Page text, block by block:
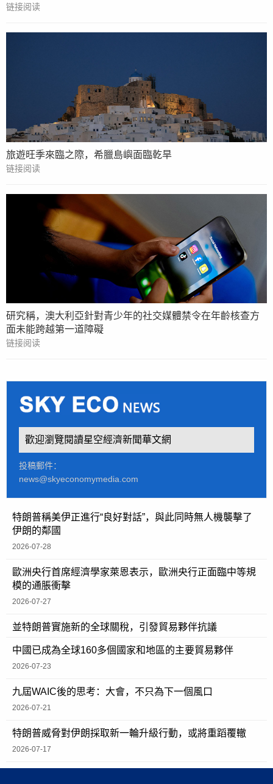
链接阅读
旅遊旺季來臨之際，希臘島嶼面臨乾旱
链接阅读
研究稱，澳大利亞針對青少年的社交媒體禁令在年齡核查方
面未能跨越第一道障礙
链接阅读
歡迎瀏覽閱讀星空經濟新聞華文網
投稿郵件：
news@skyeconomymedia.com
特朗普稱美伊正進行“良好對話”，與此同時無人機襲擊了
伊朗的鄰國
2026-07-28
歐洲央行首席經濟學家萊恩表示，歐洲央行正面臨中等規
模的通脹衝擊
2026-07-27
並特朗普實施新的全球關稅，引發貿易夥伴抗議
中國已成為全球160多個國家和地區的主要貿易夥伴
2026-07-23
九屆WAIC後的思考：大會，不只為下一個風口
2026-07-21
特朗普威脅對伊朗採取新一輪升級行動，或將重蹈覆轍
2026-07-17